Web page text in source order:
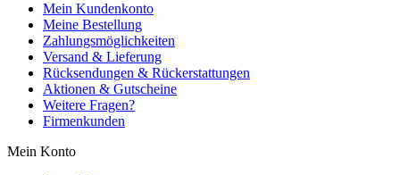
Mein Kundenkonto
Meine Bestellung
Zahlungsmöglichkeiten
Versand & Lieferung
Rücksendungen & Rückerstattungen
Aktionen & Gutscheine
Weitere Fragen?
Firmenkunden
Mein Konto